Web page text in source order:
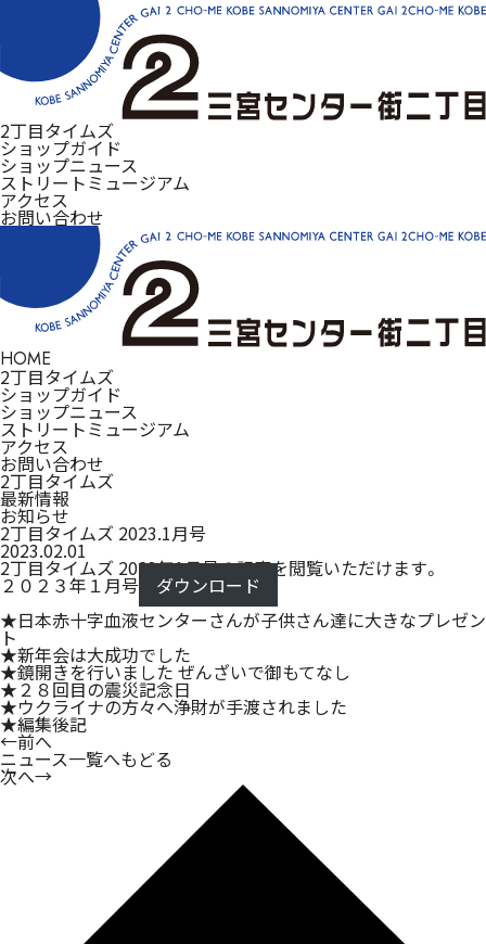
2丁目タイムズ
ショップガイド
ショップニュース
ストリートミュージアム
アクセス
お問い合わせ
HOME
2丁目タイムズ
ショップガイド
ショップニュース
ストリートミュージアム
アクセス
お問い合わせ
2丁目タイムズ
最新情報
お知らせ
2丁目タイムズ 2023.1月号
2023.02.01
2丁目タイムズ 2023年1月号の記事を閲覧いただけます。
２０２３年１月号
ダウンロード
★日本赤十字血液センターさんが子供さん達に大きなプレゼン
ト
★新年会は大成功でした
★鏡開きを行いました ぜんざいで御もてなし
★２８回目の震災記念日
★ウクライナの方々へ浄財が手渡されました
★編集後記
←前へ
ニュース一覧へもどる
次へ→